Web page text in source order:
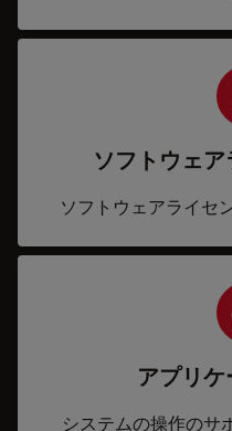
ソフトウェ
ソフトウェアライセ
アプリ
システムの操作のサ